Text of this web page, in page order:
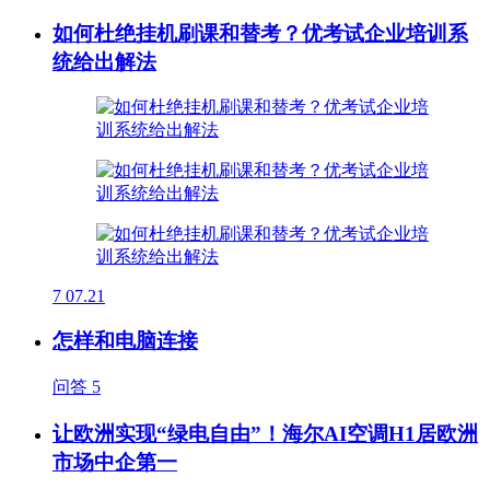
如何杜绝挂机刷课和替考？优考试企业培训系
统给出解法
7 07.21
怎样和电脑连接
问答 5
让欧洲实现“绿电自由”！海尔AI空调H1居欧洲
市场中企第一